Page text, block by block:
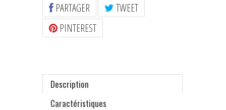
PARTAGER
TWEET
PINTEREST
Description
Caractéristiques